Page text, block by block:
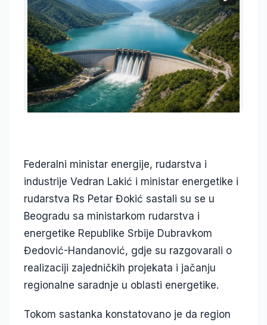
Federalni ministar energije, rudarstva i
industrije Vedran Lakić i ministar energetike i
rudarstva Rs Petar Đokić sastali su se u
Beogradu sa ministarkom rudarstva i
energetike Republike Srbije Dubravkom
Đedović-Handanović, gdje su razgovarali o
realizaciji zajedničkih projekata i jačanju
regionalne saradnje u oblasti energetike.
Tokom sastanka konstatovano je da region